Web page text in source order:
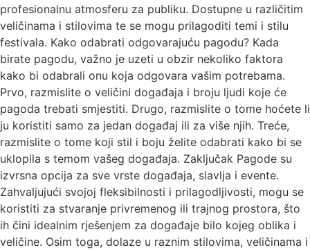
profesionalnu atmosferu za publiku. Dostupne u različitim
veličinama i stilovima te se mogu prilagoditi temi i stilu
festivala. Kako odabrati odgovarajuću pagodu? Kada
birate pagodu, važno je uzeti u obzir nekoliko faktora
kako bi odabrali onu koja odgovara vašim potrebama.
Prvo, razmislite o veličini događaja i broju ljudi koje će
pagoda trebati smjestiti. Drugo, razmislite o tome hoćete li
ju koristiti samo za jedan događaj ili za više njih. Treće,
razmislite o tome koji stil i boju želite odabrati kako bi se
uklopila s temom vašeg događaja. Zaključak Pagode su
izvrsna opcija za sve vrste događaja, slavlja i evente.
Zahvaljujući svojoj fleksibilnosti i prilagodljivosti, mogu se
koristiti za stvaranje privremenog ili trajnog prostora, što
ih čini idealnim rješenjem za događaje bilo kojeg oblika i
veličine. Osim toga, dolaze u raznim stilovima, veličinama i